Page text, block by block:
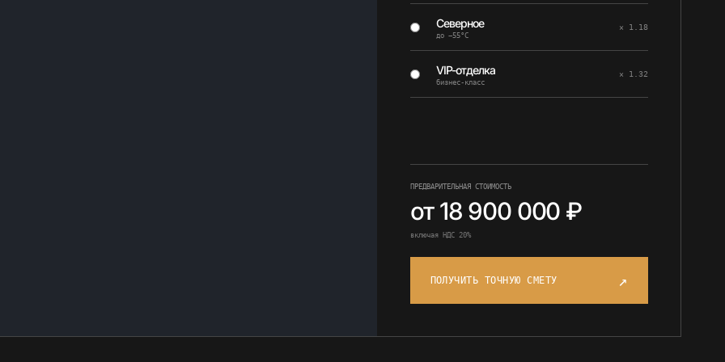
Северное
до −55°C
× 1.18
VIP-отделка
бизнес-класс
× 1.32
ПРЕДВАРИТЕЛЬНАЯ СТОИМОСТЬ
от 18 900 000 ₽
включая НДС 20%
ПОЛУЧИТЬ ТОЧНУЮ СМЕТУ ↗